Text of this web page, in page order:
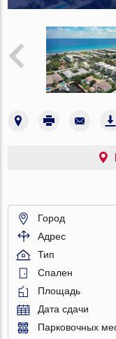
Город
Адрес
Тип
Спален
Площадь
Дата сдачи
Парковочных